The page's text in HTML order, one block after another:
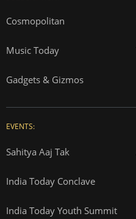
Cosmopolitan
Music Today
Gadgets & Gizmos
EVENTS:
Sahitya Aaj Tak
India Today Conclave
India Today Youth Summit